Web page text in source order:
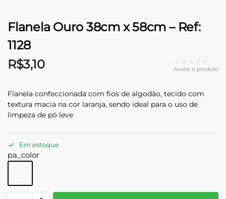
Flanela Ouro 38cm x 58cm – Ref:
1128
R$3,10 Avalie o produto
Flanela confeccionada com fios de algodão, tecido com
textura macia na cor laranja, sendo ideal para o uso de
limpeza de pó leve
Em estoque
pa_color